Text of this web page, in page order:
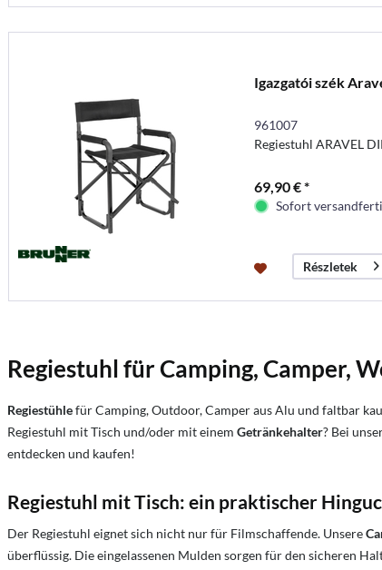
Igazgatói szék
961007
Regiestuhl ARAVEL
69,90 € *
Sofort
Részletek
Regiestuhl für Camping, Camper,
Regiestühlefür Camping, Outdoor, Camperaus Alu und faltbar
Regiestuhl mit Tisch und/oder mit einem Getränkehalter? Bei
entdecken und kaufen!
Regiestuhl mit Tisch: ein praktischer
Der Regiestuhl eignet sich nicht nur für Filmschaffende. Unsere
überflüssig. Die eingelassenen Mulden sorgen für den sicheren